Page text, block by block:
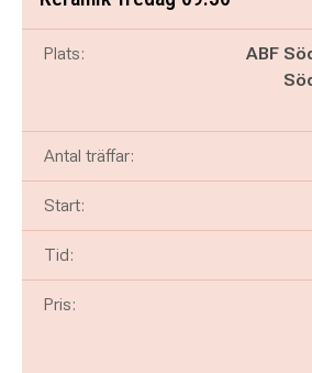
Plats:
ABF
Antal träffar:
Start:
Tid:
Pris: